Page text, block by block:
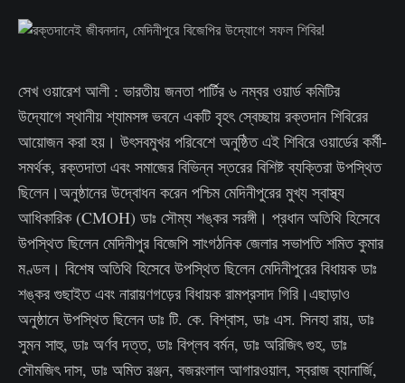
সেখ ওয়ারেশ আলী : ভারতীয় জনতা পার্টির ৬ নম্বর ওয়ার্ড কমিটির
উদ্যোগে স্থানীয় শ্যামসঙ্গ ভবনে একটি বৃহৎ স্বেচ্ছায় রক্তদান শিবিরের
আয়োজন করা হয়। উৎসবমুখর পরিবেশে অনুষ্ঠিত এই শিবিরে ওয়ার্ডের কর্মী-
সমর্থক, রক্তদাতা এবং সমাজের বিভিন্ন স্তরের বিশিষ্ট ব্যক্তিরা উপস্থিত
ছিলেন।অনুষ্ঠানের উদ্বোধন করেন পশ্চিম মেদিনীপুরের মুখ্য স্বাস্থ্য
আধিকারিক (CMOH) ডাঃ সৌম্য শঙ্কর সরঙ্গী। প্রধান অতিথি হিসেবে
উপস্থিত ছিলেন মেদিনীপুর বিজেপি সাংগঠনিক জেলার সভাপতি শমিত কুমার
মণ্ডল। বিশেষ অতিথি হিসেবে উপস্থিত ছিলেন মেদিনীপুরের বিধায়ক ডাঃ
শঙ্কর গুছাইত এবং নারায়ণগড়ের বিধায়ক রামপ্রসাদ গিরি।এছাড়াও
অনুষ্ঠানে উপস্থিত ছিলেন ডাঃ টি. কে. বিশ্বাস, ডাঃ এস. সিনহা রায়, ডাঃ
সুমন সাহু, ডাঃ অর্ণব দত্ত, ডাঃ বিপ্লব বর্মন, ডাঃ অরিজিৎ গুহ, ডাঃ
সৌমজিৎ দাস, ডাঃ অমিত রঞ্জন, বজরংলাল আগারওয়াল, স্বরাজ ব্যানার্জি,